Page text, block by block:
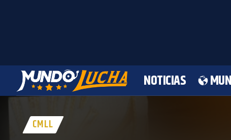
NOTICIAS
CMLL